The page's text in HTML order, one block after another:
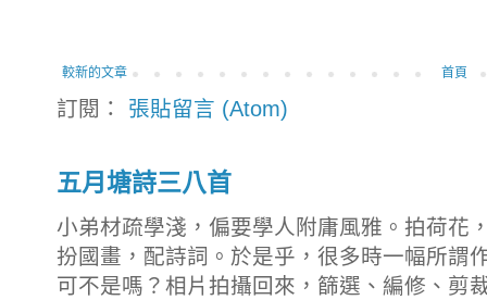
較新的文章 首頁
訂閱： 張貼留言 (Atom)
五月塘詩三八首
小弟材疏學淺，偏要學人附庸風雅。拍荷花
扮國畫，配詩詞。於是乎，很多時一幅所謂
可不是嗎？相片拍攝回來，篩選、編修、剪